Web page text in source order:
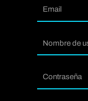
Email
Contraseña